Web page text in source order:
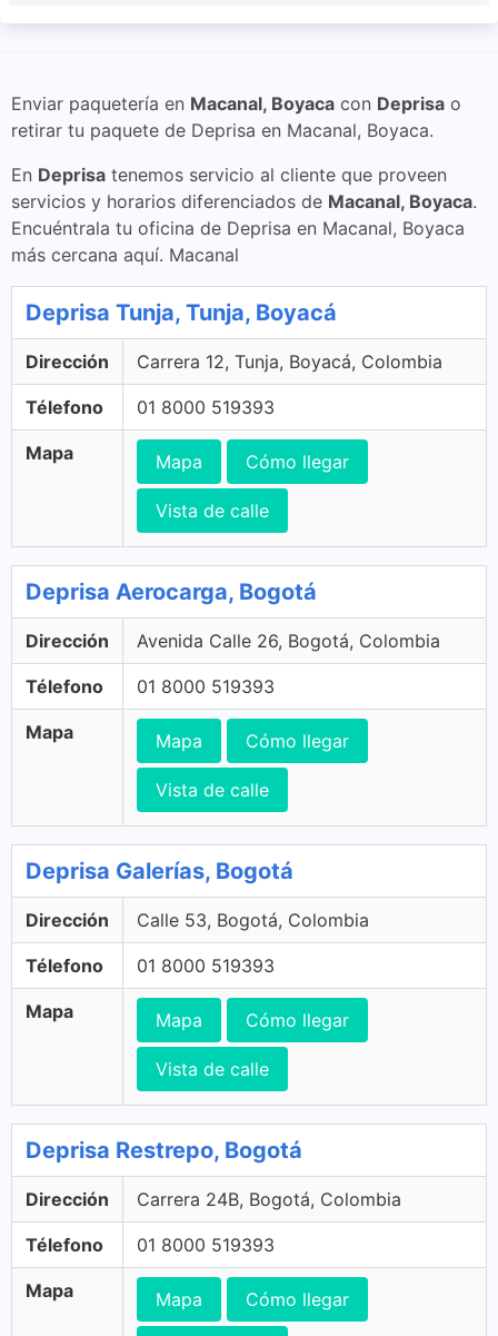
Enviar paquetería en Macanal, Boyaca con Deprisa o
retirar tu paquete de Deprisa en Macanal, Boyaca.
En Deprisa tenemos servicio al cliente que proveen
servicios y horarios diferenciados de Macanal, Boyaca.
Encuéntrala tu oficina de Deprisa en Macanal, Boyaca
más cercana aquí. Macanal
Deprisa Tunja, Tunja, Boyacá
Dirección Carrera 12, Tunja, Boyacá, Colombia
Télefono 01 8000 519393
Mapa Mapa Cómo llegar
Vista de calle
Deprisa Aerocarga, Bogotá
Dirección Avenida Calle 26, Bogotá, Colombia
Télefono 01 8000 519393
Mapa Mapa Cómo llegar
Vista de calle
Deprisa Galerías, Bogotá
Dirección Calle 53, Bogotá, Colombia
Télefono 01 8000 519393
Mapa Mapa Cómo llegar
Vista de calle
Deprisa Restrepo, Bogotá
Dirección Carrera 24B, Bogotá, Colombia
Télefono 01 8000 519393
Mapa Mapa Cómo llegar